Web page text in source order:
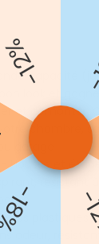
capacité
look et
et démonter.
chambre,
garage
Housse et
résistant à
plastiques
odeur,
-
-12%